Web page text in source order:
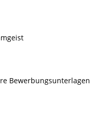
Bewerbungsunterlagen